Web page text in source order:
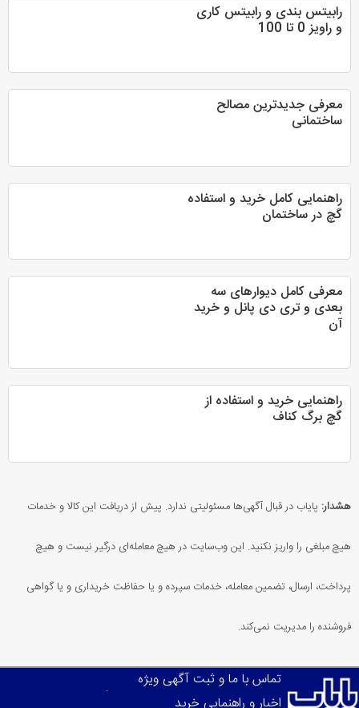
رابیتس بندی و رابیتس کاری
و راویز 0 تا 100
معرفی جدیدترین مصالح
ساختمانی
راهنمایی کامل خرید و استفاده
گچ در ساختمان
معرفی کامل دیوارهای سه‌
بعدی و تری دی پانل و خرید
آن
راهنمایی خرید و استفاده از
گچ برگ کناف
هشدار: پایاب در قبال آگهی‌ها مسئولیتی ندارد. پیش از دریافت این کالا و خدمات
هیچ مبلغی را واریز نکنید. این وب‌سایت در هیچ معامله‌ای درگیر نیست و هیچ
پرداخت، ارسال، تضمین معامله، خدمات سپرده و یا حفاظت خریداری و یا گواهی
فروشنده را مدیریت نمی‌کند.
تماس با ما و ثبت آگهی ویژه